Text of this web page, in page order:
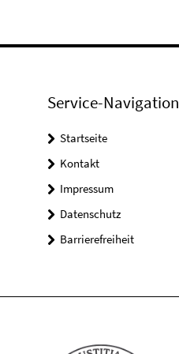
Service-Navigation
Startseite
Kontakt
Impressum
Datenschutz
Barrierefreiheit